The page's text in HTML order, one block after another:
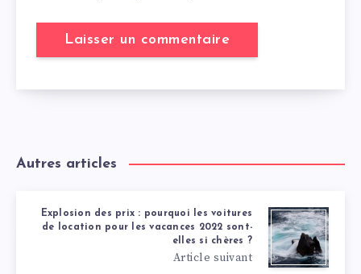
Autres articles
Explosion des prix : pourquoi les voitures
de location pour les vacances 2022 sont-
elles si chères ?
Article suivant